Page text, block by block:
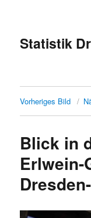
Statistik
Vorheriges Bild
Blick in
Erlwein-